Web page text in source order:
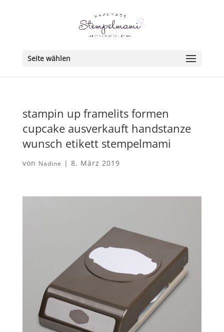
Seite wählen
stampin up framelits formen
cupcake ausverkauft handstanze
wunsch etikett stempelmami
von Nadine | 8. März 2019